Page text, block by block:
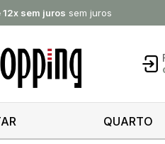
12x sem juros sem juros
QUARTO